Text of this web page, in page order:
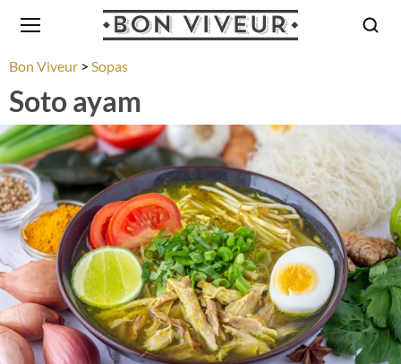
Bon Viveur Sopas
Soto ayam